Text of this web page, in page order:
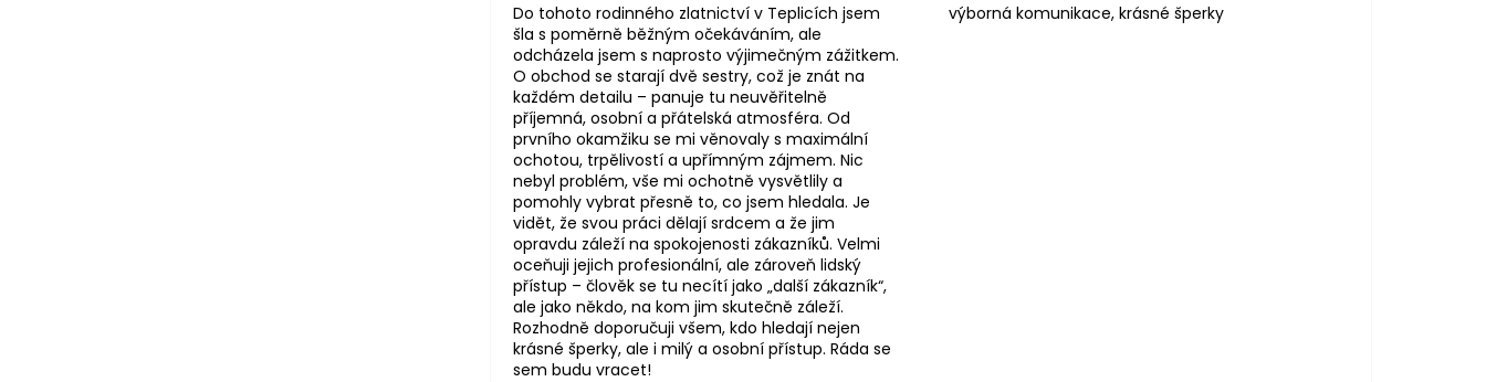
Do tohoto rodinného zlatnictví v Teplicích jsem
šla s poměrně běžným očekáváním, ale
odcházela jsem s naprosto výjimečným zážitkem.
O obchod se starají dvě sestry, což je znát na
každém detailu – panuje tu neuvěřitelně
příjemná, osobní a přátelská atmosféra. Od
prvního okamžiku se mi věnovaly s maximální
ochotou, trpělivostí a upřímným zájmem. Nic
nebyl problém, vše mi ochotně vysvětlily a
pomohly vybrat přesně to, co jsem hledala. Je
vidět, že svou práci dělají srdcem a že jim
opravdu záleží na spokojenosti zákazníků. Velmi
oceňuji jejich profesionální, ale zároveň lidský
přístup – člověk se tu necítí jako „další zákazník“,
ale jako někdo, na kom jim skutečně záleží.
Rozhodně doporučuji všem, kdo hledají nejen
krásné šperky, ale i milý a osobní přístup. Ráda se
sem budu vracet!
výborná komunikace, krásné šperky